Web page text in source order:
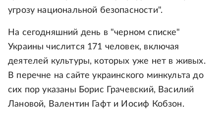
угрозу национальной безопасности".
На сегодняшний день в "черном списке"
Украины числится 171 человек, включая
деятелей культуры, которых уже нет в живых.
В перечне на сайте украинского минкульта до
сих пор указаны Борис Грачевский, Василий
Лановой, Валентин Гафт и Иосиф Кобзон.